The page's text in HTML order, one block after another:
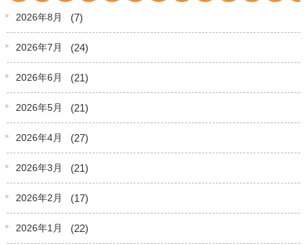
2026年8月 (7)
2026年7月 (24)
2026年6月 (21)
2026年5月 (21)
2026年4月 (27)
2026年3月 (21)
2026年2月 (17)
2026年1月 (22)